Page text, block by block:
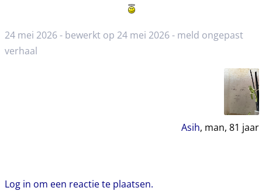
24 mei 2026 - bewerkt op 24 mei 2026 - meld ongepast
verhaal
Asih, man, 81 jaar
Log in om een reactie te plaatsen.